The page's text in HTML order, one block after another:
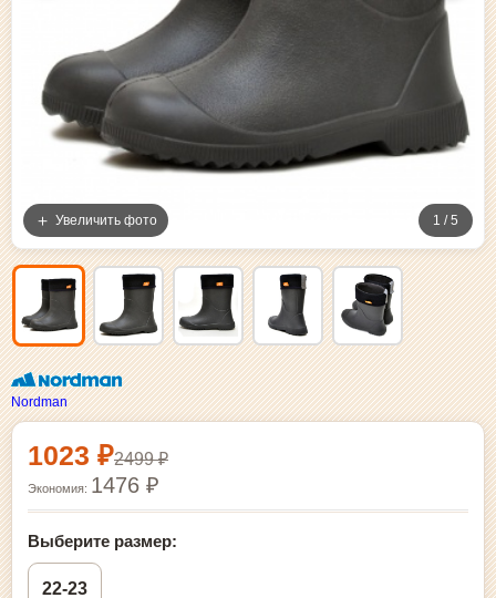
1 / 5
Увеличить фото
Nordman
Выбор размера и покупка
2499 ₽
1023 ₽
Экономия: 1476 ₽
Выберите размер:
22-23